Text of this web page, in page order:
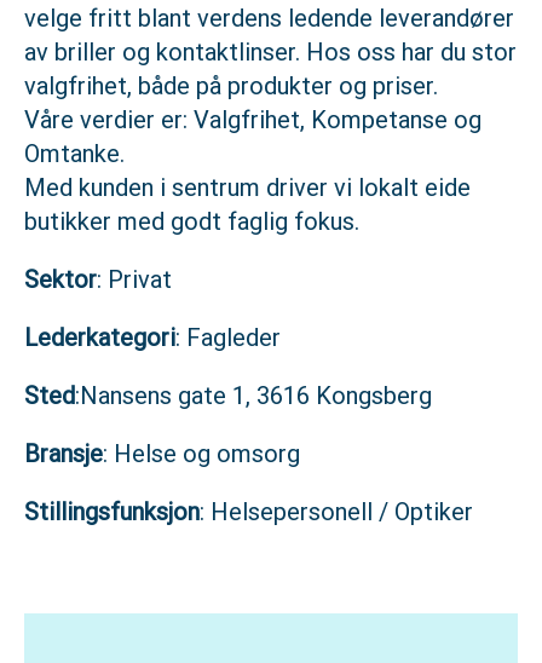
velge fritt blant verdens ledende leverandører
av briller og kontaktlinser. Hos oss har du stor
valgfrihet, både på produkter og priser.
Våre verdier er: Valgfrihet, Kompetanse og
Omtanke.
Med kunden i sentrum driver vi lokalt eide
butikker med godt faglig fokus.
Sektor: Privat
Lederkategori: Fagleder
Sted:Nansens gate 1, 3616 Kongsberg
Bransje: Helse og omsorg
Stillingsfunksjon: Helsepersonell / Optiker